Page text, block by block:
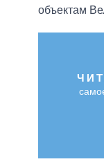
объектам